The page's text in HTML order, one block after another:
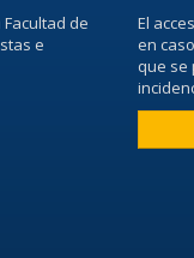
de
e
El
en
que se